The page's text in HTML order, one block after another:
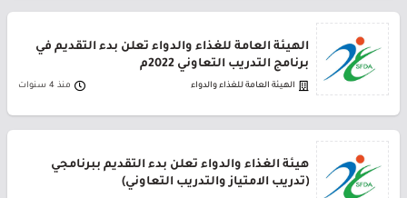
الهيئة العامة للغذاء والدواء تعلن بدء التقديم في
برنامج التدريب التعاوني 2022م
الهيئة العامة للغذاء والدواء منذ 4 سنوات
هيئة الغذاء والدواء تعلن بدء التقديم ببرنامجي
(تدريب الامتياز والتدريب التعاوني)